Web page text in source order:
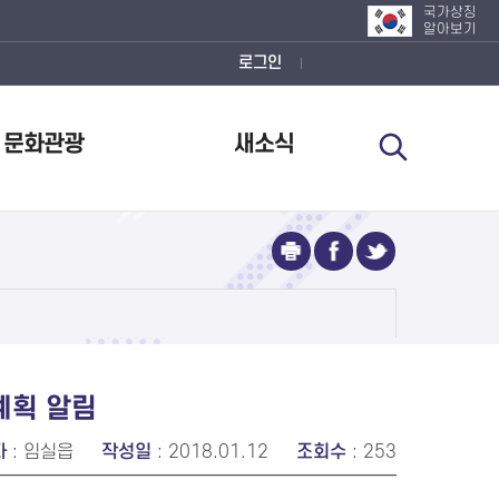
국가상징
알아보기
로그인
문화관광 새소식
획 알림
: 임실읍 작성일 : 2018.01.12 조회수 : 253